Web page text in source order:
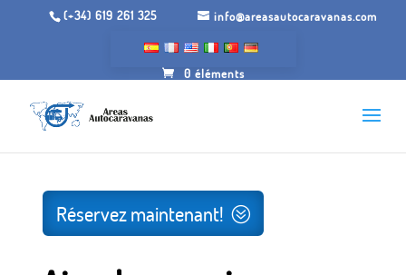
(+34) 619 261 325 info@areasautocaravanas.com
0 éléments
Ponte Mourule, Taboada, Lugo.
Réservez maintenant!